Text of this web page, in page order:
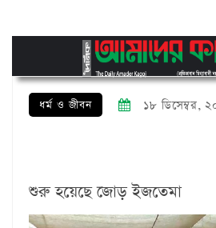
ধর্ম ও জীবন ১৮ ডিসেম্বর,
শুরু হয়েছে জোড় ইজতেমা